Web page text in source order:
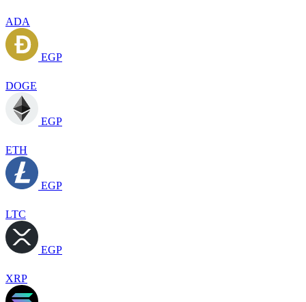
ADA
EGP
DOGE
EGP
ETH
EGP
LTC
EGP
XRP